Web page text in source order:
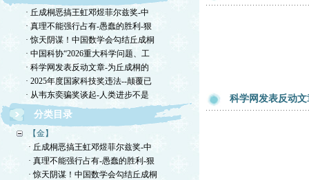
· 丘成桐恶搞王虹邓煜菲尔兹奖-中
· 真理不能强行占有-愚蠢的胜利-狠
· 惊天阴谋！中国数学会勾结丘成桐
· 中国科协“2026重大科学问题、工
· 科学网发表反动文章-为丘成桐的
· 2025年度国家科技奖违法--颠覆已
· 从韦东奕骗奖谈起-人类进步不是
分类目录
【金】
· 丘成桐恶搞王虹邓煜菲尔兹奖-中
· 真理不能强行占有-愚蠢的胜利-狠
· 惊天阴谋！中国数学会勾结丘成桐
科学网发表反动